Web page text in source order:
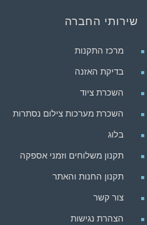
שירותי החברה
מרכז התקנות
בדיקת האזנה
השכרת ציוד
השכרת מערכות צילום נסתרות
בלוג
תקנון משלוחים וזמני אספקה
תקנון החנות והאתר
צור קשר
הצהרת נגישות